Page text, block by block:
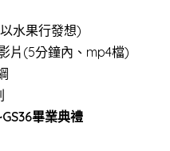
水果行發想)
片(5分鐘內、mp4檔)
畢業典禮